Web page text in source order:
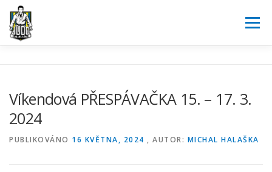
Přeskočit
obsah
Menu
SOUTĚŽE
Víkendová PŘESPÁVAČKA 15. – 17. 3.
2024
PUBLIKOVÁNO 16 KVĚTNA, 2024 , AUTOR: MICHAL HALAŠKA